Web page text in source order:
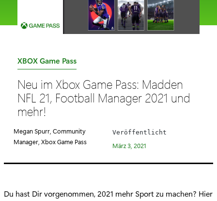
K
t
e
g
r
e
XBOX Game Pass
Neu im Xbox Game Pass: Madden
NFL 21, Football Manager 2021 und
mehr!
Megan Spurr, Community
Manager, Xbox Game Pass
Veröffentlicht
März 3, 2021
Du hast Dir vorgenommen, 2021 mehr Sport zu machen? Hier